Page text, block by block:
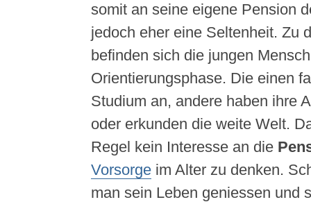
somit an seine eigene Pension
jedoch eher eine Seltenheit. Zu
befinden sich die jungen
Orientierungsphase. Die einen
Studium an, andere haben ihre
oder erkunden die weite Welt.
Regel kein Interesse an die
Vorsorgeim Alter zu denken.
man sein Leben geniessen und